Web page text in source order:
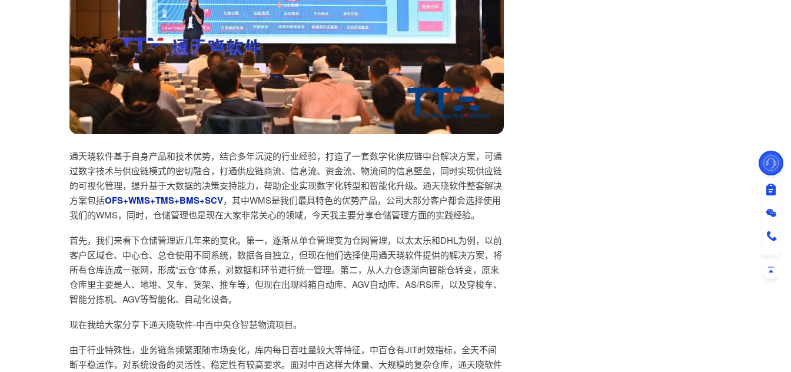
通天晓软件基于自身产品和技术优势，结合多年沉淀的行业经验，打造了一套数字化供应链中台解决方案，可通
过数字技术与供应链模式的密切融合，打通供应链商流、信息流、资金流、物流间的信息壁垒，同时实现供应链
的可视化管理，提升基于大数据的决策支持能力，帮助企业实现数字化转型和智能化升级。通天晓软件整套解决
方案包括OFS+WMS+TMS+BMS+SCV，其中WMS是我们最具特色的优势产品，公司大部分客户都会选择使用
我们的WMS，同时，仓储管理也是现在大家非常关心的领域，今天我主要分享仓储管理方面的实践经验。
首先，我们来看下仓储管理近几年来的变化。 第一，逐渐从单仓管理变为仓网管理，以太太乐和DHL为例，以前
客户区域仓、中心仓、总仓使用不同系统，数据各自独立，但现在他们选择使用通天晓软件提供的解决方案，将
所有仓库连成一张网，形成“云仓”体系，对数据和环节进行统一管理。第二，从人力仓逐渐向智能仓转变，原来
仓库里主要是人、地堆、叉车、货架、推车等，但现在出现料箱自动库、AGV自动库、AS/RS库，以及穿梭车、
智能分拣机、AGV等智能化、自动化设备。
现在我给大家分享下通天晓软件-中百中央仓智慧物流项目。
由于行业特殊性，业务链条频繁跟随市场变化，库内每日吞吐量较大等特征，中百仓有JIT时效指标，全天不间
断平稳运作，对系统设备的灵活性、稳定性有较高要求。面对中百这样大体量、大规模的复杂仓库，通天晓软件